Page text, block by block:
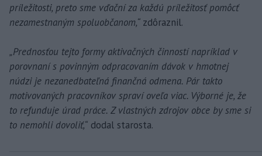
príležitosti, preto sme vďační za každú príležitosť pomôcť
nezamestnaným spoluobčanom,“ zdôraznil.
„Prednosťou tejto formy aktivačných činností napríklad v
porovnaní s povinným odpracovaním dávok v hmotnej
núdzi je nezanedbateľná finančná odmena. Pár takto
motivovaných pracovníkov spraví oveľa viac. Výborné je, že
to refunduje úrad práce. Z vlastných zdrojov obce by sme si
to nemohli dovoliť,“ dodal starosta.